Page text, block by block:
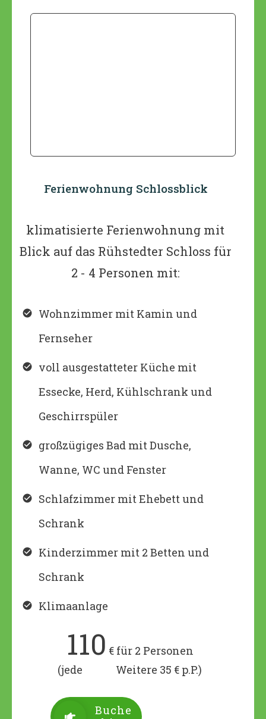
Ferienwohnung Schlossblick
klimatisierte Ferienwohnung mit
Blick auf das Rühstedter Schloss für
2 - 4 Personen mit:
Wohnzimmer mit Kamin und
Fernseher
voll ausgestatteter Küche mit
Essecke, Herd, Kühlschrank und
Geschirrspüler
großzügiges Bad mit Dusche,
Wanne, WC und Fenster
Schlafzimmer mit Ehebett und
Schrank
Kinderzimmer mit 2 Betten und
Schrank
Klimaanlage
110 € für 2 Personen
(jede Weitere 35 € p.P.)
Buche